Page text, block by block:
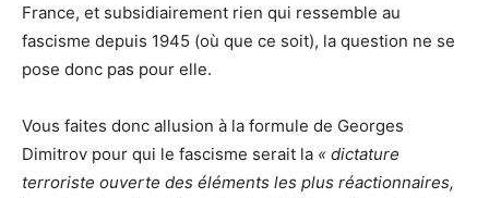
France, et subsidiairement rien qui ressemble au
fascisme depuis 1945 (où que ce soit), la question ne se
pose donc pas pour elle.
Vous faites donc allusion à la formule de Georges
Dimitrov pour qui le fascisme serait la « dictature
terroriste ouverte des éléments les plus réactionnaires,